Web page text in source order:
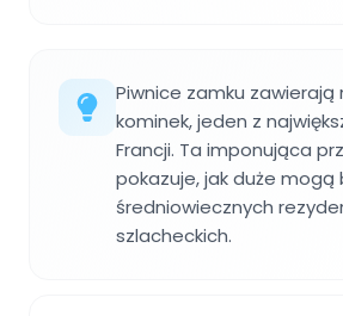
Piwnice zamku zawierają
kominek, jeden z
Francji. Ta imponująca
pokazuje, jak duże mogą
średniowiecznych
szlacheckich.